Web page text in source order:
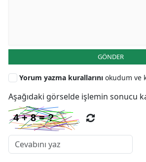
GÖNDER
Yorum yazma kurallarını okudum ve
Aşağıdaki görselde işlemin sonucu